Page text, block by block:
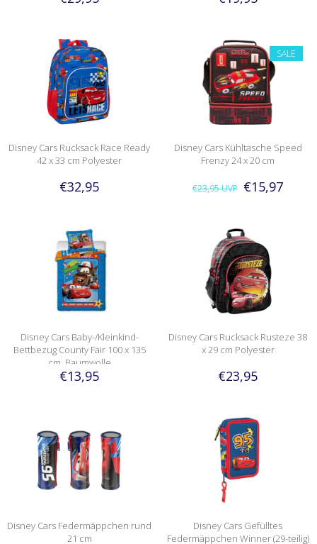
Disney Cars Rucksack Race Ready
42 x 33 cm Polyester
€32,95
SALE
Disney Cars Kühltasche Speed
Frenzy 24 x 20 cm
€23,95UVP €15,97
Disney Cars Baby-/Kleinkind-
Bettbezug County Fair 100 x 135
cm, Baumwolle
€13,95
Disney Cars Rucksack Rusteze 38
x 29 cm Polyester
€23,95
Disney Cars Federmäppchen rund
21 cm
Disney Cars Gefülltes
Federmäppchen Winner (29-teilig)